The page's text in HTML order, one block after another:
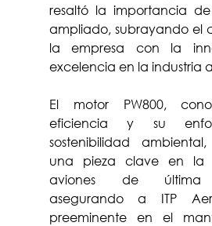
resaltó la importancia
ampliado, subrayando el
la empresa con la
excelencia en la industria
El motor PW800,
eficiencia y su
sostenibilidad
una pieza clave en la
aviones de última
asegurando a ITP
preeminente en el